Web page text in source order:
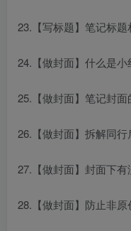
23.【写标题】笔记标
24.【做封面】什么是
25.【做封面】笔记封
26.【做封面】拆解同
27.【做封面】封面下
28.【做封面】防止非